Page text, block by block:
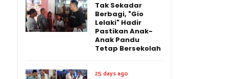
Tak Sekadar
Berbagi, "Gio
Lelaki" Hadir
Pastikan Anak-
Anak Pandu
Tetap Bersekolah
25 days ago